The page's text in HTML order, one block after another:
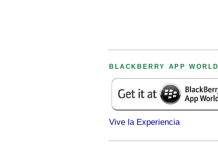
BLACKBERRY APP WORLD
Vive la Experiencia